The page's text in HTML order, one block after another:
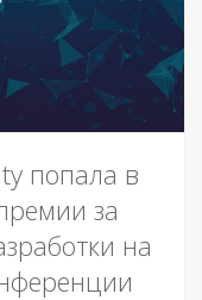
попала в
за
на